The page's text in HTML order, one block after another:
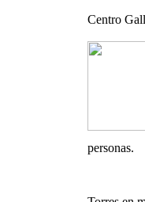
Centro
personas.